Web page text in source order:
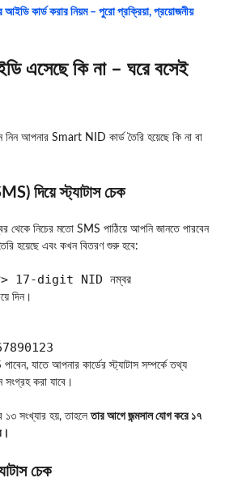
আইডি কার্ড করার নিয়ম – পুরো প্রক্রিয়া, প্রয়োজনীয়
এসেছে কি না – ঘরে বসেই
নিন আপনার Smart NID কার্ড তৈরি হয়েছে কি না বা
দিয়ে স্ট্যাটাস চেক
থেকে নিচের মতো SMS পাঠিয়ে আপনি জানতে পারবেন
হয়েছে এবং কখন বিতরণ শুরু হবে:
17-digit NID নম্বর
দিন।
যাতে আপনার কার্ডের স্ট্যাটাস সম্পর্কে তথ্য
করা যাবে।
সংখ্যার হয়, তাহলেতার আগে জন্মসাল যোগ করে ১৭
চেক